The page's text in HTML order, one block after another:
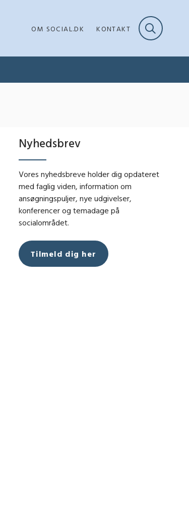
OM SOCIAL.DK KONTAKT
Nyhedsbrev
Vores nyhedsbreve holder dig opdateret
med faglig viden, information om
ansøgningspuljer, nye udgivelser,
konferencer og temadage på
socialområdet.
Tilmeld dig her